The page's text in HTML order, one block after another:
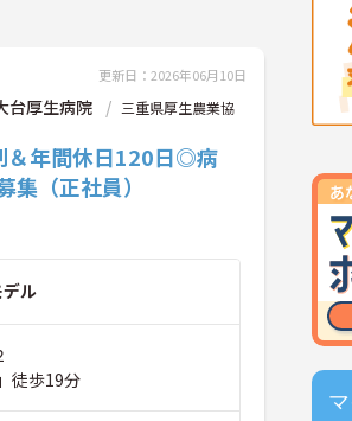
更新日：2026年06月10日
台厚生病院
三重県厚生農業協
＆年間休日120日◎病
（正社員）
ル
徒歩19分